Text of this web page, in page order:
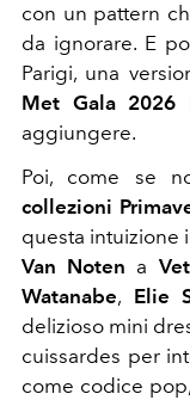
con un pattern
da ignorare. E
Parigi, una
Met Gala 2026
aggiungere.
Poi, come se
collezioni
questa intuizione
Van Noten a
Watanabe, Elie
delizioso mini
cuissardes per
come codice